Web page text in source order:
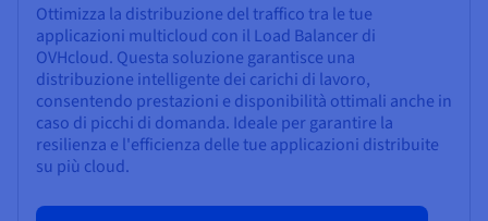
Ottimizza la distribuzione del traffico tra le tue
applicazioni multicloud con il Load Balancer di
OVHcloud. Questa soluzione garantisce una
distribuzione intelligente dei carichi di lavoro,
consentendo prestazioni e disponibilità ottimali anche in
caso di picchi di domanda. Ideale per garantire la
resilienza e l'efficienza delle tue applicazioni distribuite
su più cloud.